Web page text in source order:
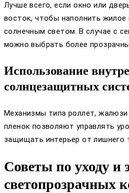
Лучше всего, если окно или
восток, чтобы наполнить жилое
солнечным светом. В случае с
можно выбрать более
Использование
солнцезащитных
Механизмы типа роллет,
пленок позволяют управлять
защищать интерьер от лишнего
Советы по уходу и
светопрозрачных